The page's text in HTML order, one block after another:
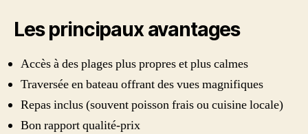
Les principaux avantages
Accès à des plages plus propres et plus calmes
Traversée en bateau offrant des vues magnifiques
Repas inclus (souvent poisson frais ou cuisine locale)
Bon rapport qualité-prix